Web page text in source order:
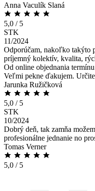
Anna Vaculík Slaná
5,0 / 5
STK
11/2024
Odporúčam, nakoľko takýto
príjemný kolektív, kvalita,
Od online objednania
Veľmi pekne ďakujem.
Jarunka Ružičková
5,0 / 5
STK
10/2024
Dobrý deň, tak zamňa
profesionálne jednanie no
Tomas Verner
5,0 / 5